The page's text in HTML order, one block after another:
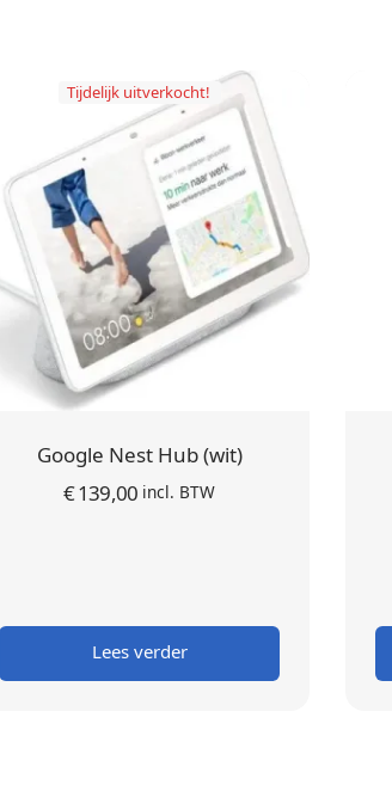
Tijdelijk uitverkocht!
Google Nest Hub (wit)
€139,00 incl. BTW
Lees verder